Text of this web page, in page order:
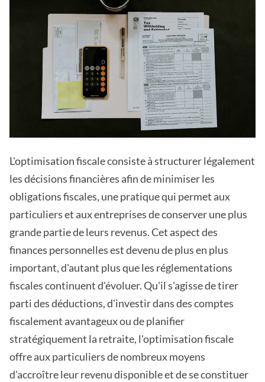
L'optimisation fiscale consiste à structurer légalement
les décisions financières afin de minimiser les
obligations fiscales, une pratique qui permet aux
particuliers et aux entreprises de conserver une plus
grande partie de leurs revenus. Cet aspect des
finances personnelles est devenu de plus en plus
important, d'autant plus que les réglementations
fiscales continuent d'évoluer. Qu'il s'agisse de tirer
parti des déductions, d'investir dans des comptes
fiscalement avantageux ou de planifier
stratégiquement la retraite, l'optimisation fiscale
offre aux particuliers de nombreux moyens
d'accroître leur revenu disponible et de se constituer